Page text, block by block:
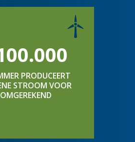
PRODUCEERT
STROOM VOOR
OMGEREKEND